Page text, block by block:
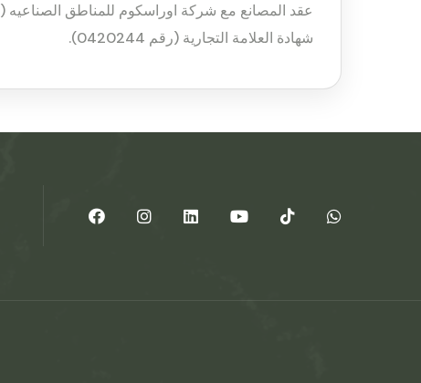
عقد المصانع مع شركة اوراسكوم للمناطق الصناعيه (F15، F16، F17، F18، F19).
شهادة العلامة التجارية (رقم 0420244).